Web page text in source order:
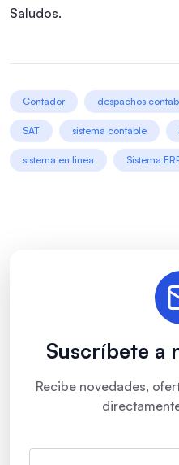
Saludos.
Contador despachos
SAT sistema contable
sistema en linea Sistema
Suscríbete a
Recibe novedades,